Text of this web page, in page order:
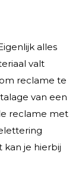
alles
valt
reclame te
van een
reclame met
kan je hierbij